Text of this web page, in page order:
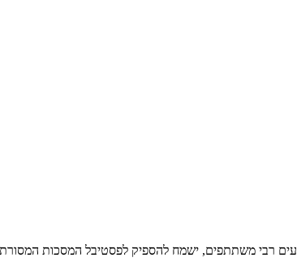
רבי משתתפים, ישמח להספיק לפסטיבל המסכות